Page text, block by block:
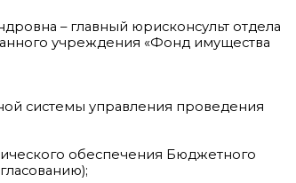
– главный юрисконсульт отдела
учреждения «Фонд имущества
системы управления проведения
обеспечения Бюджетного